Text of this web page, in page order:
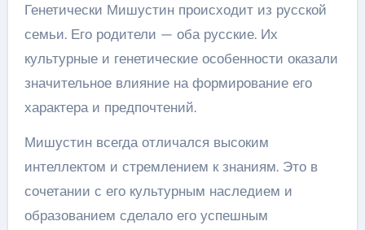
Генетически Мишустин происходит из русской
семьи. Его родители — оба русские. Их
культурные и генетические особенности оказали
значительное влияние на формирование его
характера и предпочтений.
Мишустин всегда отличался высоким
интеллектом и стремлением к знаниям. Это в
сочетании с его культурным наследием и
образованием сделало его успешным